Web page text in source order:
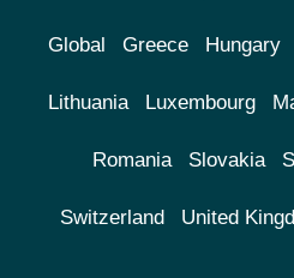
Global Greece Hungary
Lithuania Luxembourg
Romania Slovakia
Switzerland United